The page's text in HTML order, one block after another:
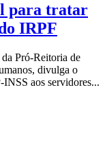
para tratar
IRPF
Pró-Reitoria de
divulga o
aos servidores...